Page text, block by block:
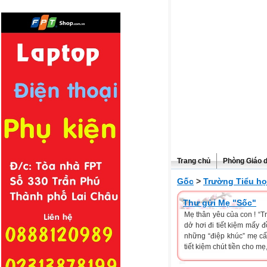
Trang chủ Phòng Giáo
Gốc > Trường Tiểu
Thư gửi Mẹ "Sốc"
Mẹ thân yêu của con !
dở hơi đi tiết kiệm mấy
những “điệp khúc” mẹ
tiết kiệm chút tiền cho